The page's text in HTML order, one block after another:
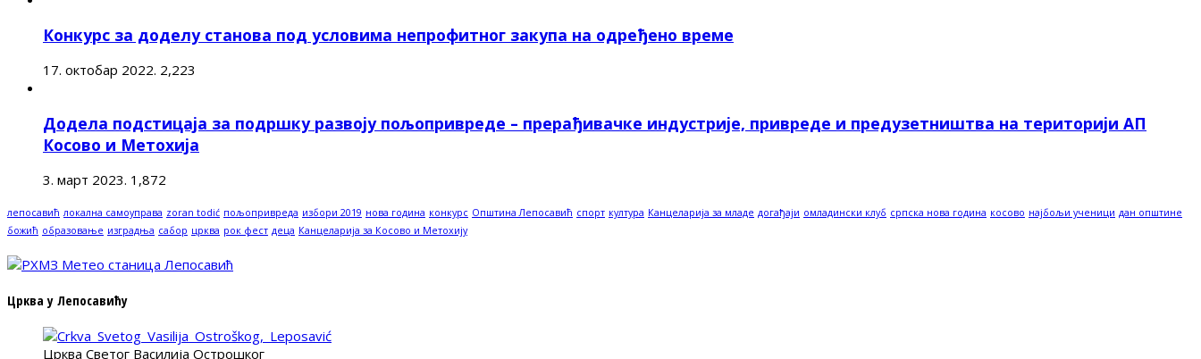
Конкурс за доделу станова под условима непрофитног закупа на одређено време
17. октобар 2022. 2,223
Додела подстицаја за подршку развоју пољопривреде – прерађивачке индустрије, привреде и предузетништва на територији АП
Косово и Метохија
3. март 2023. 1,872
лепосавић локална самоуправа zoran todić пољопривреда избори 2019 нова година конкурс Општина Лепосавић спорт култура Канцеларија за младе догађаји омладински клуб српска нова година косово најбољи ученици дан општине
божић образовање изградња сабор црква рок фест деца Канцеларија за Косово и Метохију
Црква у Лепосавићу
Црква Светог Василија Острошког